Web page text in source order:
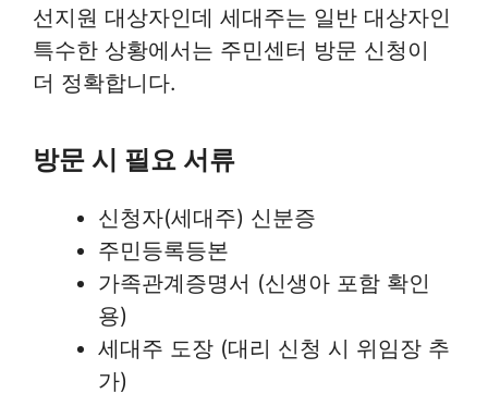
선지원 대상자인데 세대주는 일반 대상자인
특수한 상황에서는 주민센터 방문 신청이
더 정확합니다.
방문 시 필요 서류
신청자(세대주) 신분증
주민등록등본
가족관계증명서 (신생아 포함 확인
용)
세대주 도장 (대리 신청 시 위임장 추
가)